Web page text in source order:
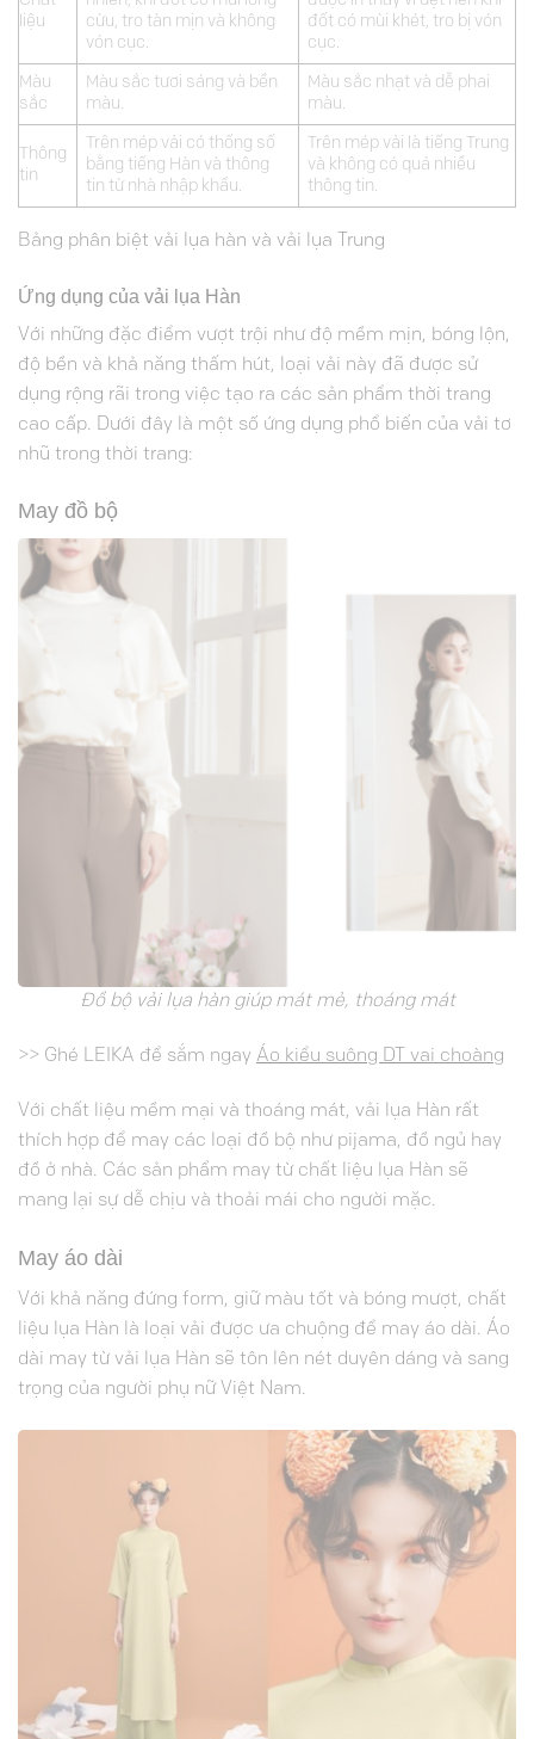
liệu
cừu, tro tàn mịn và không
vón cục.
đốt có mùi khét, tro bị vón
cục.
Màu
sắc
Màu sắc tươi sáng và bền
màu.
Màu sắc nhạt và dễ phai
màu.
Thông
tin
Trên mép vải có thống số
bằng tiếng Hàn và thông
tin từ nhà nhập khẩu.
Trên mép vải là tiếng Trung
và không có quá nhiều
thông tin.
Bảng phân biệt vải lụa hàn và vải lụa Trung
Ứng dụng của vải lụa Hàn
Với những đặc điểm vượt trội như độ mềm mịn, bóng lộn,
độ bền và khả năng thấm hút, loại vải này đã được sử
dụng rộng rãi trong việc tạo ra các sản phẩm thời trang
cao cấp. Dưới đây là một số ứng dụng phổ biến của vải tơ
nhũ trong thời trang:
May đồ bộ
Đồ bộ vải lụa hàn giúp mát mẻ, thoáng mát
>> Ghé LEIKA để sắm ngay Áo kiểu suông DT vai choàng
Với chất liệu mềm mại và thoáng mát, vải lụa Hàn rất
thích hợp để may các loại đồ bộ như pijama, đồ ngủ hay
đồ ở nhà. Các sản phẩm may từ chất liệu lụa Hàn sẽ
mang lại sự dễ chịu và thoải mái cho người mặc.
May áo dài
Với khả năng đứng form, giữ màu tốt và bóng mượt, chất
liệu lụa Hàn là loại vải được ưa chuộng để may áo dài. Áo
dài may từ vải lụa Hàn sẽ tôn lên nét duyên dáng và sang
trọng của người phụ nữ Việt Nam.